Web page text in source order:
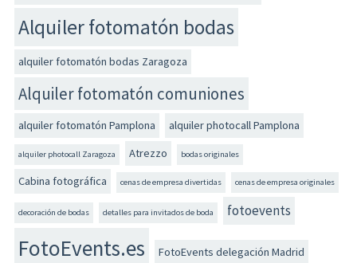
Alquiler fotomatón bodas
alquiler fotomatón bodas Zaragoza
Alquiler fotomatón comuniones
alquiler fotomatón Pamplona alquiler photocall Pamplona
alquiler photocall Zaragoza Atrezzo bodas originales
Cabina fotográfica cenas de empresa divertidas cenas de empresa originales
decoración de bodas detalles para invitados de boda fotoevents
FotoEvents.es FotoEvents delegación Madrid